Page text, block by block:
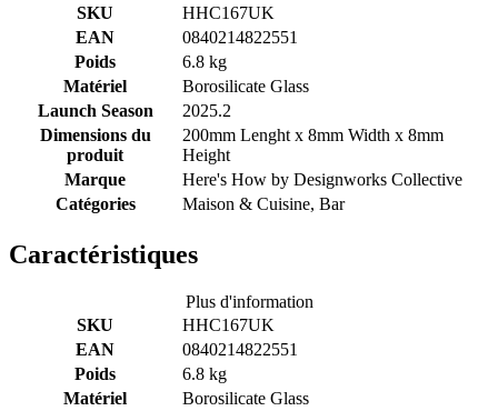
SKU
HHC167UK
EAN
0840214822551
Poids
6.8 kg
Matériel
Borosilicate Glass
Launch Season
2025.2
Dimensions du
produit
200mm Lenght x 8mm Width x 8mm
Height
Marque
Here's How by Designworks Collective
Catégories
Maison & Cuisine, Bar
Caractéristiques
Plus d'information
SKU
HHC167UK
EAN
0840214822551
Poids
6.8 kg
Matériel
Borosilicate Glass